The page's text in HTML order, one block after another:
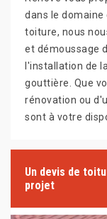
dans le
toiture, nous
et démoussage
l'installation de
gouttière. Que
rénovation ou
sont à votre
Un devis de
projet